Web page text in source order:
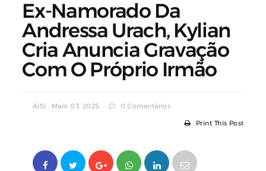
Ex-Namorado Da
Andressa Urach, Kylian
Cria Anuncia Gravação
Com O Próprio Irmão
À(s) : Maio 03, 2025 0 Comentários
Print This Post